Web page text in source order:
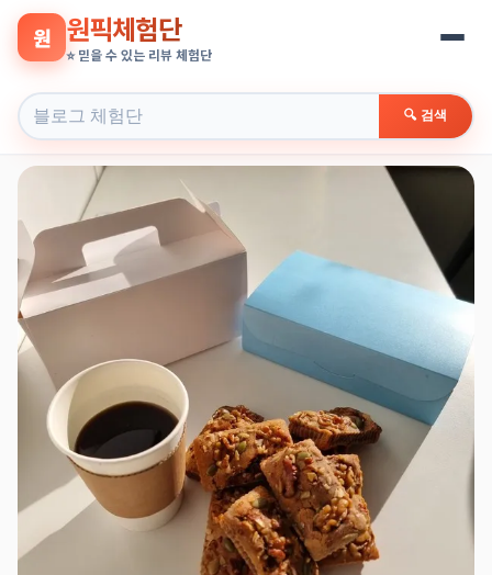
원 원픽체험단
⭐ 믿을 수 있는 리뷰 체험단
🔍 검색